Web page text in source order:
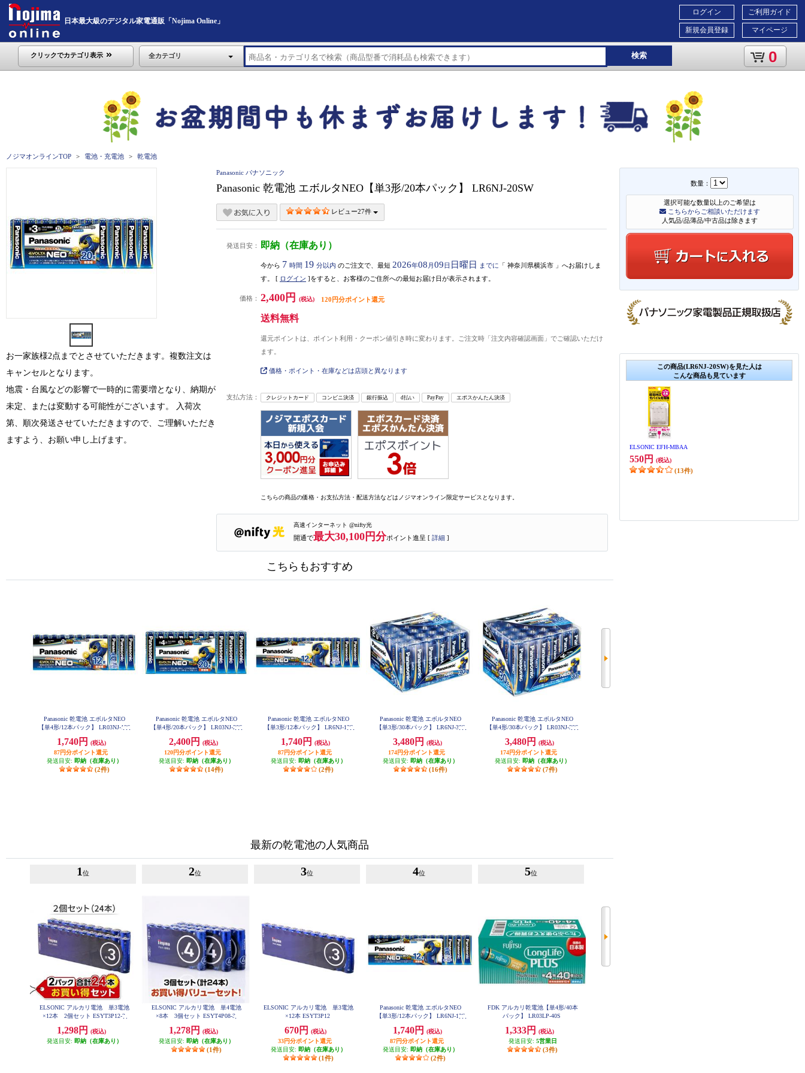
日本最大級のデジタル家電通販「Nojima Online」
ご利用ガイド
マイページ
ログイン
新規会員登録
クリックでカテゴリ表示 全カテゴリ 検索 0
ノジマオンラインTOP 電池・充電池 乾電池
数量：
選択可能な数量以上のご希望は
こちらからご相談いただけます
人気品/品薄品/中古品は除きます
この商品(LR6NJ-20SW)を見た人は
こんな商品も見ています
ELSONIC EFH-MBAA
550円 (税込)
(13件)
お一家族様2点までとさせていただきます。複数注文は
キャンセルとなります。
地震・台風などの影響で一時的に需要増となり、納期が
未定、または変動する可能性がございます。 入荷次
第、順次発送させていただきますので、ご理解いただき
ますよう、お願い申し上げます。
Panasonic パナソニック
Panasonic 乾電池 エボルタNEO【単3形/20本パック】 LR6NJ-20SW
レビュー27件
発送目安： 即納（在庫あり）
今から 7 時間 19 分以内 のご注文で、最短 2026年08 月09日 日曜日 までに 「 神奈川県横浜市 」 へお届けしま
す。 [ ログイン ]をすると、お客様のご住所への最短お届け日が表示されます。
価格： 2,400円 (税込) 120円分ポイント還元
送料無料
還元ポイントは、ポイント利用・クーポン値引き時に変わります。ご注文時「注文内容確認画面」でご確認いただけ
ます。
価格・ポイント・在庫などは店頭と異なります
支払方法： クレジットカード コンビニ決済 銀行振込 d払い PayPay エポスかんたん決済
こちらの商品の価格・お支払方法・配送方法などはノジマオンライン限定サービスとなります。
高速インターネット @nifty光
開通で最大30,100円分ポイント進呈 [ 詳細 ]
こちらもおすすめ
Panasonic 乾電池 エボルタNEO
【単4形/12本パック】 LR03NJ-12S
1,740円
(税込)
87円分ポイント還元
発送目安: 即納（在庫あり）
(2件)
Panasonic 乾電池 エボルタNEO
【単4形/20本パック】 LR03NJ-20S
2,400円
(税込)
120円分ポイント還元
発送目安: 即納（在庫あり）
(14件)
Panasonic 乾電池 エボルタNEO
【単3形/12本パック】 LR6NJ-12S
1,740円
(税込)
87円分ポイント還元
発送目安: 即納（在庫あり）
(2件)
Panasonic 乾電池 エボルタNEO
【単3形/30本パック】 LR6NJ-30S
3,480円
(税込)
174円分ポイント還元
発送目安: 即納（在庫あり）
(16件)
Panasonic 乾電池 エボルタNEO
【単4形/30本パック】 LR03NJ-30S
3,480円
(税込)
174円分ポイント還元
発送目安: 即納（在庫あり）
(7件)
最新の乾電池の人気商品
1 位
ELSONIC アルカリ電池 単3電池
×12本 2個セット ESYT3P12-2
1,298円
(税込)
発送目安: 即納（在庫あり）
2位
ELSONIC アルカリ電池 単4電池
×8本 3個セット ESYT4P08-3
1,278円
(税込)
発送目安: 即納（在庫あり）
(1件)
3位
ELSONIC アルカリ電池 単3電池
×12本 ESYT3P12
670円
(税込)
33円分ポイント還元
発送目安: 即納（在庫あり）
(1件)
4位
Panasonic 乾電池 エボルタNEO
【単3形/12本パック】 LR6NJ-12S
1,740円
(税込)
87円分ポイント還元
発送目安: 即納（在庫あり）
(2件)
5位
FDK アルカリ乾電池【単4形/40本
パック】 LR03LP-40S
1,333円
(税込)
発送目安: 5営業日
(3件)